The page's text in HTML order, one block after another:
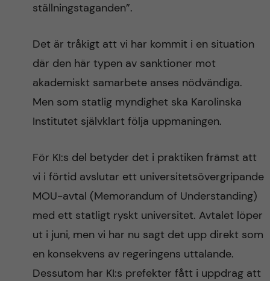
ställningstaganden”.
Det är tråkigt att vi har kommit i en situation
där den här typen av sanktioner mot
akademiskt samarbete anses nödvändiga.
Men som statlig myndighet ska Karolinska
Institutet självklart följa uppmaningen.
För KI:s del betyder det i praktiken främst att
vi i förtid avslutar ett universitetsövergripande
MOU-avtal (Memorandum of Understanding)
med ett statligt ryskt universitet. Avtalet löper
ut i juni, men vi har nu sagt det upp direkt som
en konsekvens av regeringens uttalande.
Dessutom har KI:s prefekter fått i uppdrag att